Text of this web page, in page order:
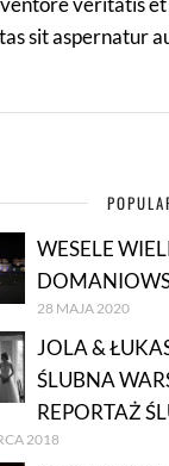
sit aspernatur
WESELE
28 MAJA 2020
JOLA &
ŚLUBNA
REPORTAŻ
2018